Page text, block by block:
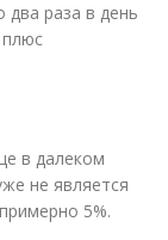
два раза в день
плюс
в далеком
не является
5%.